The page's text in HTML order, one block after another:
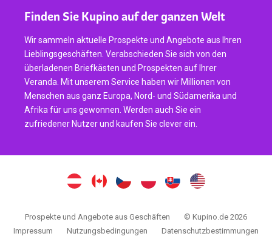
Finden Sie Kupino auf der ganzen Welt
Wir sammeln aktuelle Prospekte und Angebote aus Ihren
Lieblingsgeschäften. Verabschieden Sie sich von den
überladenen Briefkästen und Prospekten auf Ihrer
Veranda. Mit unserem Service haben wir Millionen von
Menschen aus ganz Europa, Nord- und Südamerika und
Afrika für uns gewonnen. Werden auch Sie ein
zufriedener Nutzer und kaufen Sie clever ein.
Prospekte und Angebote aus Geschäften
© Kupino.de 2026
Impressum
Nutzungsbedingungen Datenschutzbestimmungen